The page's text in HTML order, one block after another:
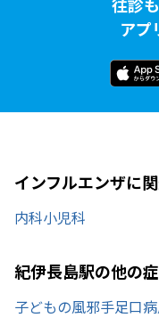
アプ
インフルエンザに
内科小児科
紀伊長島駅の他の
子どもの風邪手足口病